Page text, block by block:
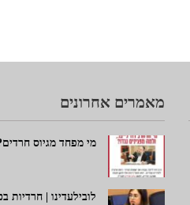
מאמרים אחרונים
מי מפחד מגיוס
לובילעדינו | חרדיות